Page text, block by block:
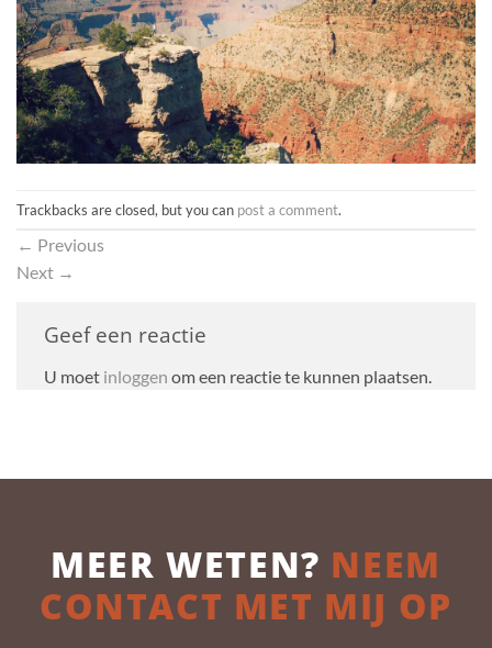
Trackbacks are closed, but you can post a comment.
← Previous
Next →
Geef een reactie
U moet inloggen om een reactie te kunnen plaatsen.
MEER WETEN? NEEM
CONTACT MET MIJ OP